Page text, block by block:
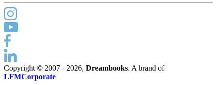
Copyright © 2007 - 2026, Dreambooks. A brand of
LFMCorporate